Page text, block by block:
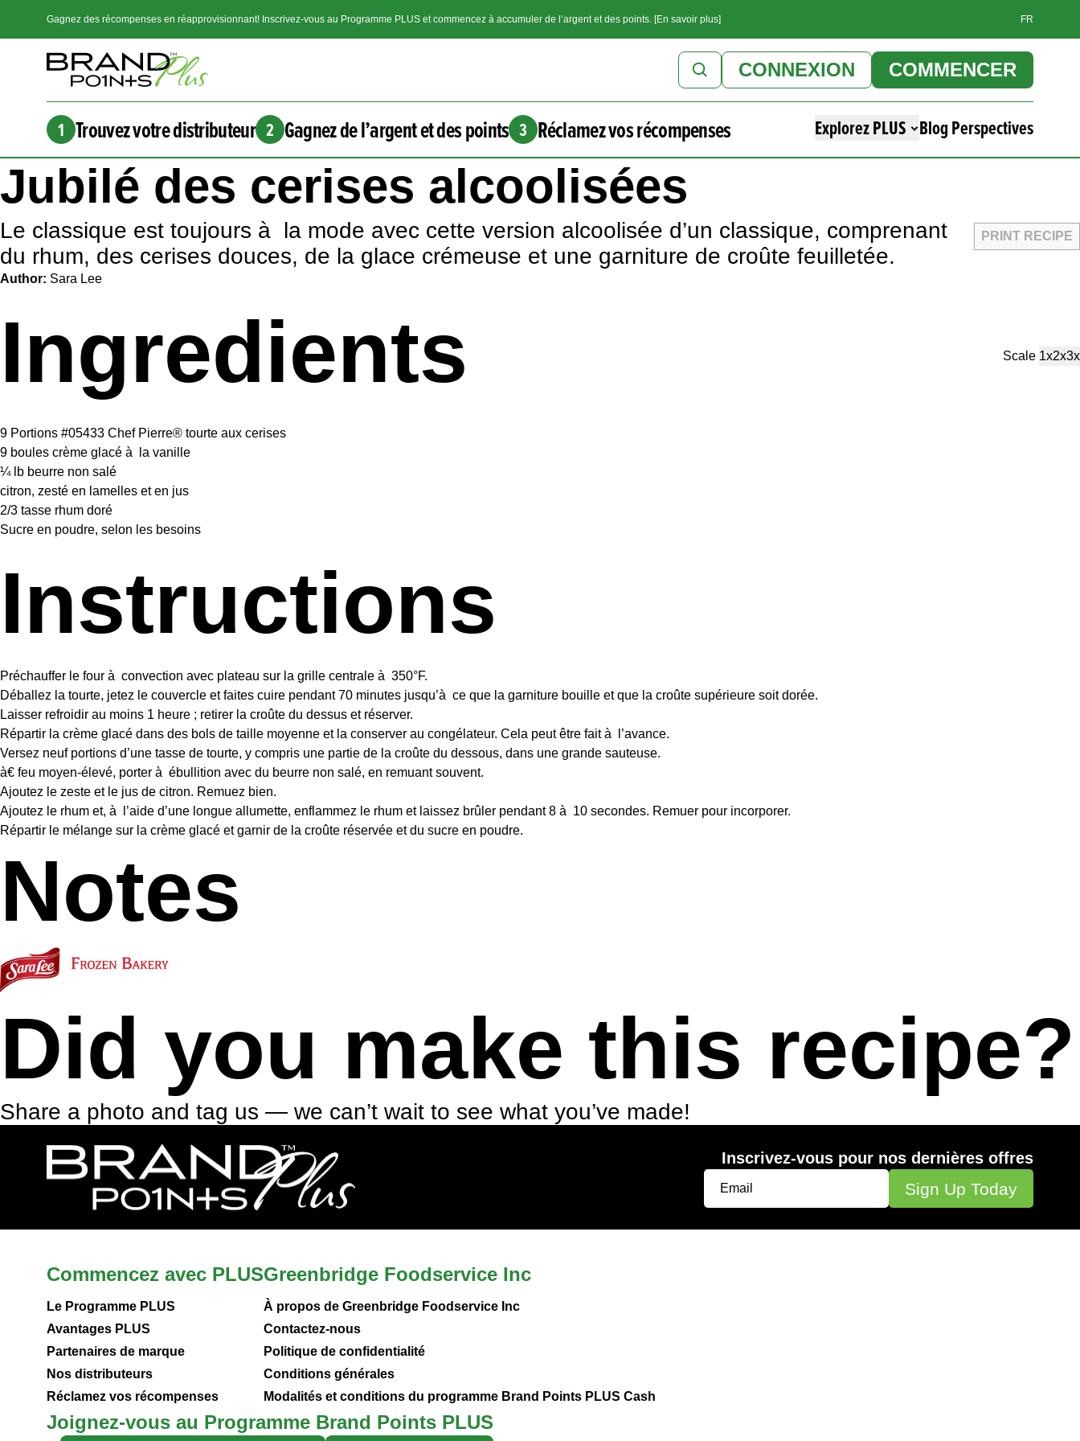
Gagnez des récompenses en réapprovisionnant! Inscrivez-vous au Programme PLUS et commencez à accumuler de l’argent et des points. [En savoir plus] FR
CONNEXION COMMENCER
1 Trouvez votre distributeur 2 Gagnez de l’argent et des points 3 Réclamez vos récompenses Explorez PLUS Blog Perspectives
Jubilé des cerises alcoolisées
PRINT RECIPE
Le classique est toujours à la mode avec cette version alcoolisée d’un classique, comprenant
du rhum, des cerises douces, de la glace crémeuse et une garniture de croûte feuilletée.
Author: Sara Lee
Ingredients Scale 1x2x3x
9 Portions #05433 Chef Pierre® tourte aux cerises
9 boules crème glacé à la vanille
¼lb beurre non salé
citron, zesté en lamelles et en jus
2/3 tasse rhum doré
Sucre en poudre, selon les besoins
Instructions
Préchauffer le four à convection avec plateau sur la grille centrale à 350°F.
Déballez la tourte, jetez le couvercle et faites cuire pendant 70 minutes jusqu’à ce que la garniture bouille et que la croûte supérieure soit dorée.
Laisser refroidir au moins 1 heure ; retirer la croûte du dessus et réserver.
Répartir la crème glacé dans des bols de taille moyenne et la conserver au congélateur. Cela peut être fait à l’avance.
Versez neuf portions d’une tasse de tourte, y compris une partie de la croûte du dessous, dans une grande sauteuse.
à€ feu moyen-élevé, porter à ébullition avec du beurre non salé, en remuant souvent.
Ajoutez le zeste et le jus de citron. Remuez bien.
Ajoutez le rhum et, à l’aide d’une longue allumette, enflammez le rhum et laissez brûler pendant 8 à 10 secondes. Remuer pour incorporer.
Répartir le mélange sur la crème glacé et garnir de la croûte réservée et du sucre en poudre.
Notes
Did you make this recipe?
Share a photo and tag us — we can’t wait to see what you’ve made!
Inscrivez-vous pour nos dernières offres
Commencez avec PLUS
Le Programme PLUS
Avantages PLUS
Partenaires de marque
Nos distributeurs
Réclamez vos récompenses
Greenbridge Foodservice Inc
À propos de Greenbridge Foodservice Inc
Contactez-nous
Politique de confidentialité
Conditions générales
Modalités et conditions du programme Brand Points PLUS Cash
Joignez-vous au Programme Brand Points PLUS